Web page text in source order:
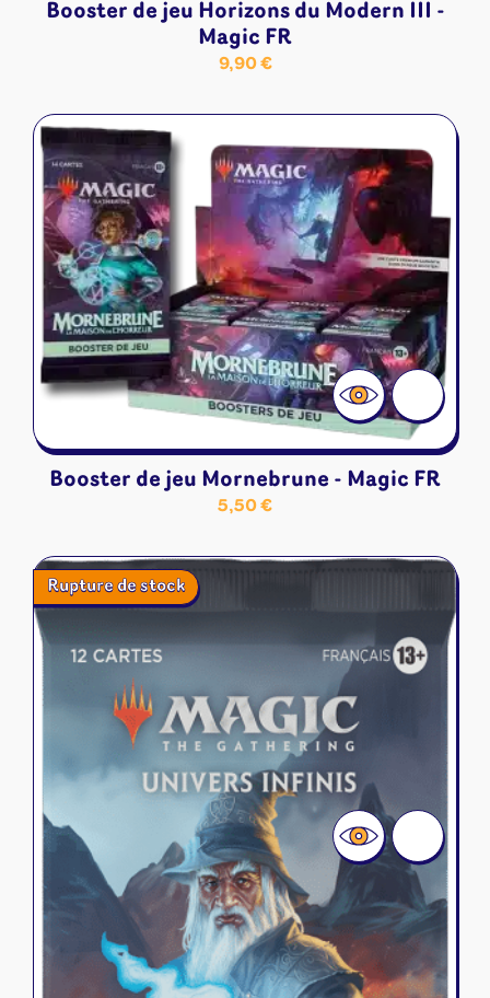
Booster de jeu Horizons du Modern III -
Magic FR
9,90€
Booster de jeu Mornebrune - Magic FR
5,50€
Rupture de stock